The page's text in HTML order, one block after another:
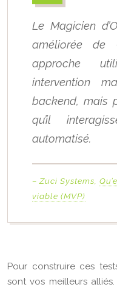
Le Magicien
améliorée de
approche
intervention
backend, mais
qu’il
automatisé.
– Zuci Systems,
viable (MVP)
Pour construire ces
sont vos meilleurs